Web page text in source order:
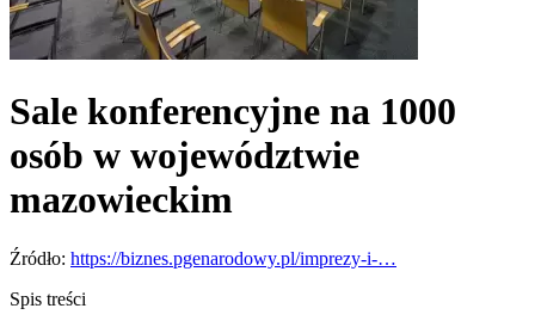
Sale konferencyjne na 1000
osób w województwie
mazowieckim
Źródło: https://biznes.pgenarodowy.pl/imprezy-i-…
Spis treści